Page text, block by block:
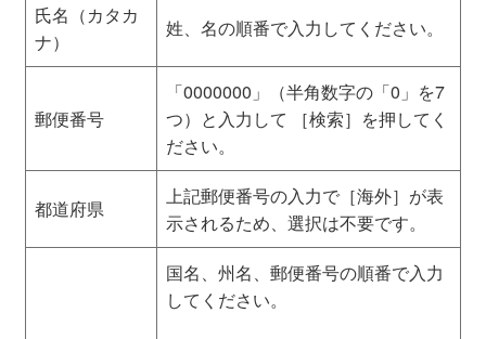
氏名（カタカ
ナ）
姓、名の順番で入力してください。
郵便番号
「0000000」（半角数字の「0」を7
つ）と入力して ［検索］を押してく
ださい。
都道府県
上記郵便番号の入力で［海外］が表
示されるため、選択は不要です。
国名、州名、郵便番号の順番で入力
してください。